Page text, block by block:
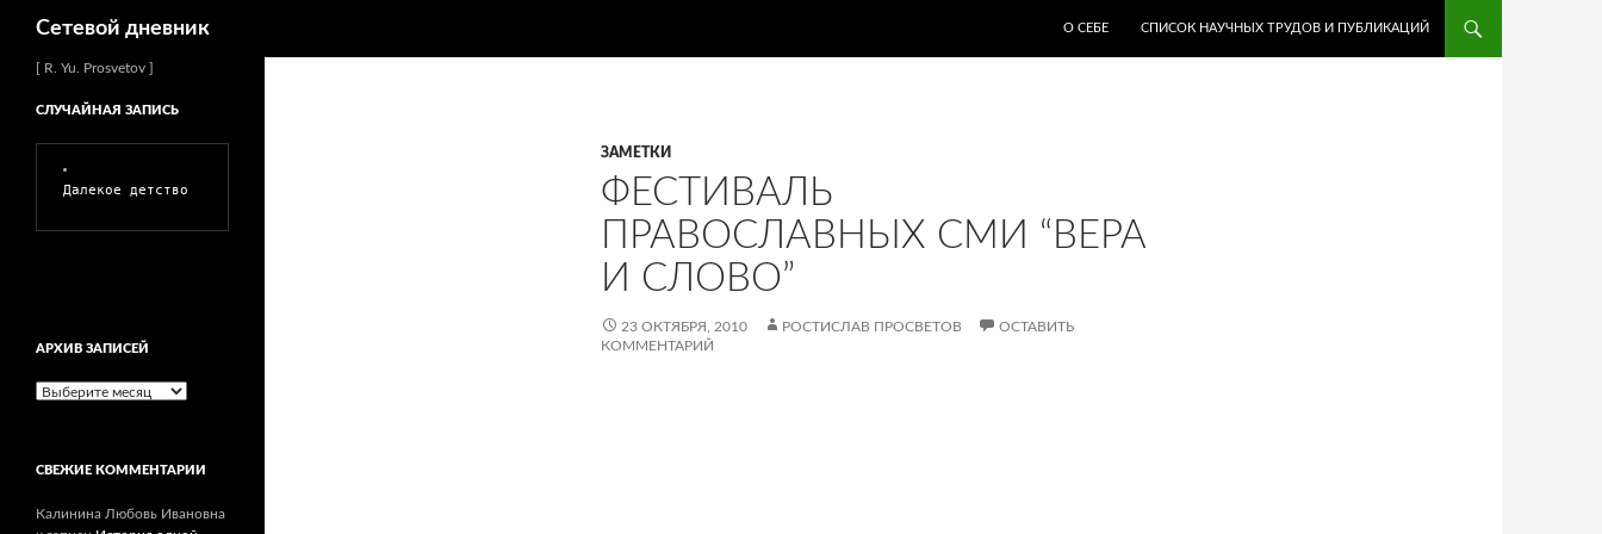
Перейти
Сетевой дневник О СЕБЕ СПИСОК НАУЧНЫХ ТРУДОВ И ПУБЛИКАЦИЙ
ЗАМЕТКИ
ФЕСТИВАЛЬ
ПРАВОСЛАВНЫХ СМИ “ВЕРА
И СЛОВО”
23 ОКТЯБРЯ, 2010 РОСТИСЛАВ ПРОСВЕТОВ
ОСТАВИТЬ
КОММЕНТАРИЙ
[ R. Yu. Prosvetov ]
СЛУЧАЙНАЯ ЗАПИСЬ
Далекое детство
АРХИВ ЗАПИСЕЙ
Архив
СВЕЖИЕ КОММЕНТАРИИ
Калинина Любовь Ивановна